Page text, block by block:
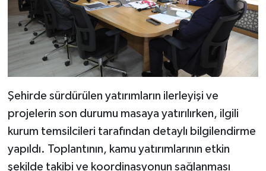
Şehirde sürdürülen yatırımların ilerleyişi ve
projelerin son durumu masaya yatırılırken, ilgili
kurum temsilcileri tarafından detaylı bilgilendirme
yapıldı. Toplantının, kamu yatırımlarının etkin
şekilde takibi ve koordinasyonun sağlanması